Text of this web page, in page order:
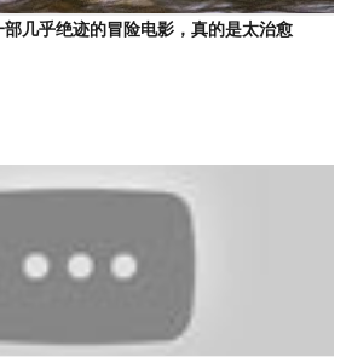
部几乎绝迹的冒险电影，真的是太治愈